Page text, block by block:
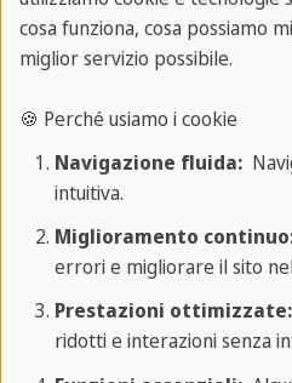
cosa funziona, cosa possiamo
miglior servizio possibile.
🍪 Perché usiamo i cookie
Navigazione fluida:
intuitiva.
Miglioramento
errori e migliorare il sito
Prestazioni ottimizzate:
ridotti e interazioni senza